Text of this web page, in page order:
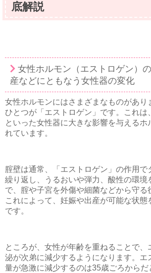
底解説
女性ホルモン（エストロゲン）
産などにともなう女性器の変化
女性ホルモンにはさまざまなものがあり
ひとつが「エストロゲン」です。これは
といった女性器に大きな影響を与えるホ
れています。
腟壁は通常、「エストロゲン」の作用で
繰り返し、うるおいや弾力、酸性の環境
で、腟や子宮を外傷や細菌などから守る
これによって、妊娠や出産が可能な状態
です。
ところが、女性が年齢を重ねることで、
泌が次弟に減少するようになります。エ
量が急激に減少するのは35歳ごろからだ